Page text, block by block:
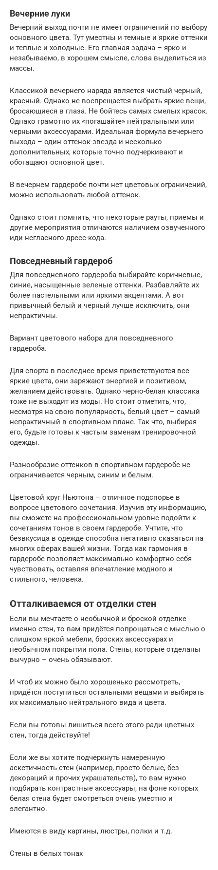
Вечерние луки
Вечерний выход почти не имеет ограничений по выбору
основного цвета. Тут уместны и темные и яркие оттенки
и теплые и холодные. Его главная задача – ярко и
незабываемо, в хорошем смысле, слова выделиться из
массы.
Классикой вечернего наряда является чистый черный,
красный. Однако не воспрещается выбрать яркие вещи,
бросающиеся в глаза. Не бойтесь самых смелых красок.
Однако грамотно их «погашайте» нейтральными или
черными аксессуарами. Идеальная формула вечернего
выхода – один оттенок-звезда и несколько
дополнительных, которые точно подчеркивают и
обогащают основной цвет.
В вечернем гардеробе почти нет цветовых ограничений,
можно использовать любой оттенок.
Однако стоит помнить, что некоторые рауты, приемы и
другие мероприятия отличаются наличием озвученного
иди негласного дресс-кода.
Повседневный гардероб
Для повседневного гардероба выбирайте коричневые,
синие, насыщенные зеленые оттенки. Разбавляйте их
более пастельными или яркими акцентами. А вот
привычный белый и черный лучше исключить, они
непрактичны.
Вариант цветового набора для повседневного
гардероба.
Для спорта в последнее время приветствуются все
яркие цвета, они заряжают энергией и позитивом,
желанием действовать. Однако черно-белая классика
тоже не выходит из моды. Но стоит отметить, что,
несмотря на свою популярность, белый цвет – самый
непрактичный в спортивном плане. Так что, выбирая
его, будьте готовы к частым заменам тренировочной
одежды.
Разнообразие оттенков в спортивном гардеробе не
ограничивается черным, синим и белым.
Цветовой круг Ньютона – отличное подспорье в
вопросе цветового сочетания. Изучив эту информацию,
вы сможете на профессиональном уровне подойти к
сочетаниям тонов в своем гардеробе. Учтите, что
безвкусица в одежде способна негативно сказаться на
многих сферах вашей жизни. Тогда как гармония в
гардеробе позволяет максимально комфортно себя
чувствовать, оставляя впечатление модного и
стильного, человека.
Отталкиваемся от отделки стен
Если вы мечтаете о необычной и броской отделке
именно стен, то вам придётся попрощаться с мыслью о
слишком яркой мебели, броских аксессуарах и
необычном покрытии пола. Стены, которые отделаны
вычурно – очень обязывают.
И чтоб их можно было хорошенько рассмотреть,
придётся поступиться остальными вещами и выбирать
их максимально нейтрального вида и цвета.
Если вы готовы лишиться всего этого ради цветных
стен, тогда действуйте!
Если же вы хотите подчеркнуть намеренную
аскетичность стен (например, просто белые, без
декораций и прочих украшательств), то вам нужно
подбирать контрастные аксессуары, на фоне которых
белая стена будет смотреться очень уместно и
элегантно.
Имеются в виду картины, люстры, полки и т.д.
Стены в белых тонах